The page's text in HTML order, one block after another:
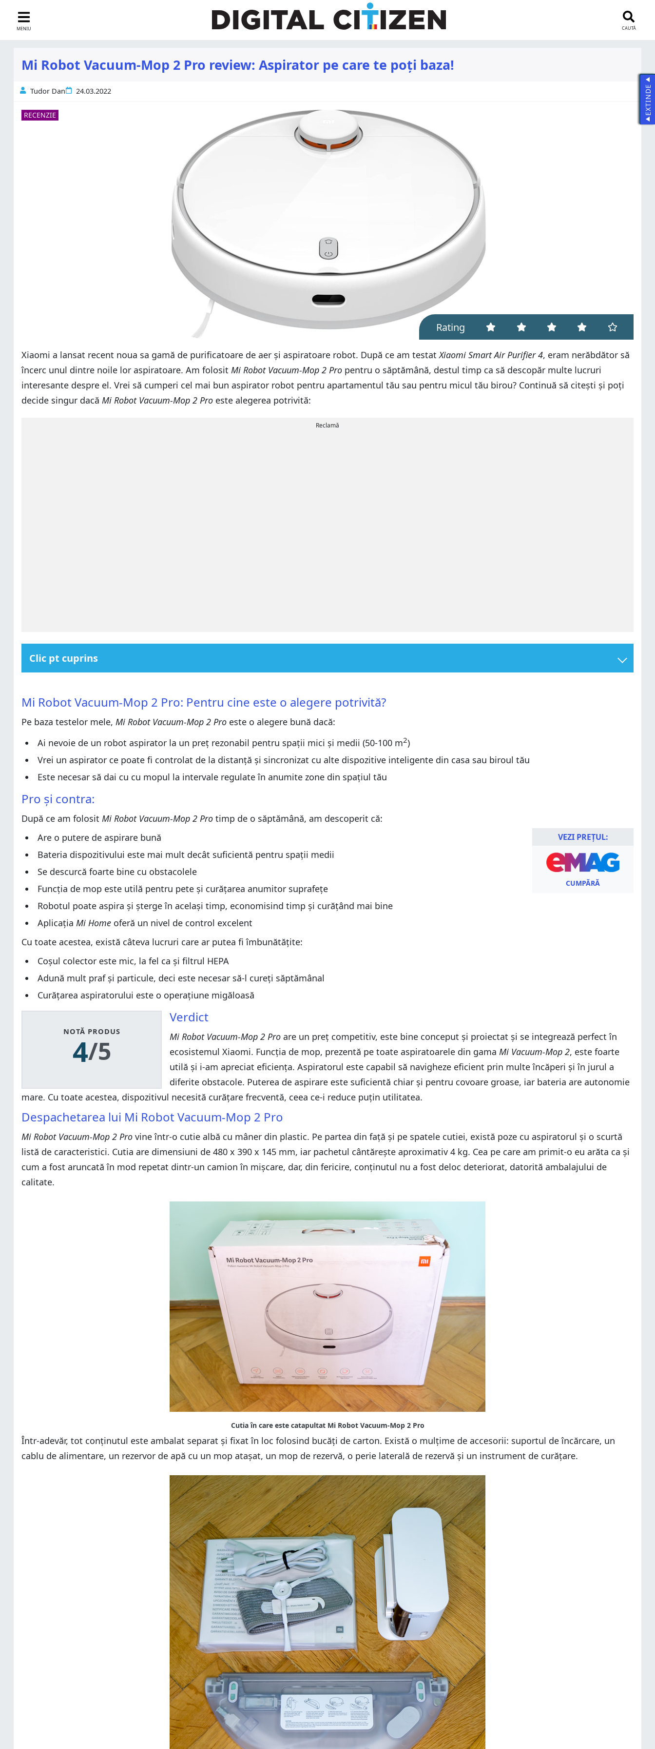
MENIU CAUTĂ
Mi Robot Vacuum-Mop 2 Pro review: Aspirator pe care te poți baza!
Tudor Dan 24.03.2022
RECENZIE
Rating
Xiaomi a lansat recent noua sa gamă de purificatoare de aer și aspiratoare robot. După ce am testatXiaomi Smart Air Purifier 4, eram nerăbdător să
încerc unul dintre noile lor aspiratoare. Am folosit Mi Robot Vacuum-Mop 2 Pro pentru o săptămână, destul timp ca să descopăr multe lucruri
interesante despre el. Vrei să cumperi cel mai bun aspirator robot pentru apartamentul tău sau pentru micul tău birou? Continuă să citești și poți
decide singur dacă Mi Robot Vacuum-Mop 2 Pro este alegerea potrivită:
Reclamă
Clic pt cuprins
Verdict
Despachetarea lui Mi Robot Vacuum-Mop 2 Pro
Design și specificații hardware
Experiența de utilizare oferită de Mi Robot Vacuum-Mop 2 Pro
Pro și contra:
Verdict
Experiența de utilizare oferită de Mi Robot Vacuum-Mop 2 Pro
Tu ce crezi despre Mi Robot Vacuum-Mop 2 Pro?
Mi Robot Vacuum-Mop 2 Pro: Pentru cine este o alegere potrivită?
Pe baza testelor mele, Mi Robot Vacuum-Mop 2 Pro este o alegere bună dacă:
Ai nevoie de un robot aspirator la un preț rezonabil pentru spații mici și medii (50-100 m2)
Vrei un aspirator ce poate fi controlat de la distanță și sincronizat cu alte dispozitive inteligente din casa sau biroul tău
Este necesar să dai cu cu mopul la intervale regulate în anumite zone din spațiul tău
Pro și contra:
După ce am folosit Mi Robot Vacuum-Mop 2 Pro timp de o săptămână, am descoperit că:
VEZI PREȚUL:
CUMPĂRĂ
Are o putere de aspirare bună
Bateria dispozitivului este mai mult decât suficientă pentru spații medii
Se descurcă foarte bine cu obstacolele
Funcția de mop este utilă pentru pete și curățarea anumitor suprafețe
Robotul poate aspira și șterge în același timp, economisind timp și curățând mai bine
Aplicația Mi Home oferă un nivel de control excelent
Cu toate acestea, există câteva lucruri care ar putea fi îmbunătățite:
Coșul colector este mic, la fel ca și filtrul HEPA
Adună mult praf și particule, deci este necesar să-l cureți săptămânal
Curățarea aspiratorului este o operațiune migăloasă
NOTĂ PRODUS
4/5
Verdict
Mi Robot Vacuum-Mop 2 Pro are un preț competitiv, este bine conceput și proiectat și se integrează perfect în
ecosistemul Xiaomi. Funcția de mop, prezentă pe toate aspiratoarele din gama Mi Vacuum-Mop 2, este foarte
utilă și i-am apreciat eficiența. Aspiratorul este capabil să navigheze eficient prin multe încăperi și în jurul a
diferite obstacole. Puterea de aspirare este suficientă chiar și pentru covoare groase, iar bateria are autonomie
mare. Cu toate acestea, dispozitivul necesită curățare frecventă, ceea ce-i reduce puțin utilitatea.
Despachetarea lui Mi Robot Vacuum-Mop 2 Pro
Mi Robot Vacuum-Mop 2 Pro vine într-o cutie albă cu mâner din plastic. Pe partea din față și pe spatele cutiei, există poze cu aspiratorul și o scurtă
listă de caracteristici. Cutia are dimensiuni de 480 x 390 x 145 mm, iar pachetul cântărește aproximativ 4 kg. Cea pe care am primit-o eu arăta ca și
cum a fost aruncată în mod repetat dintr-un camion în mișcare, dar, din fericire, conținutul nu a fost deloc deteriorat, datorită ambalajului de
calitate.
Într-adevăr, tot conținutul este ambalat separat și fixat în loc folosind bucăți de carton. Există o mulțime de accesorii: suportul de încărcare, un
cablu de alimentare, un rezervor de apă cu un mop atașat, un mop de rezervă, o perie laterală de rezervă și un instrument de curățare.
EXTINDE